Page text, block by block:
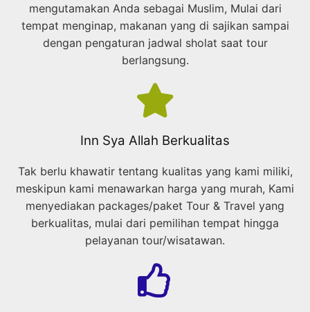
mengutamakan Anda sebagai Muslim, Mulai dari
tempat menginap, makanan yang di sajikan sampai
dengan pengaturan jadwal sholat saat tour
berlangsung.
Inn Sya Allah Berkualitas
Tak berlu khawatir tentang kualitas yang kami miliki,
meskipun kami menawarkan harga yang murah, Kami
menyediakan packages/paket Tour & Travel yang
berkualitas, mulai dari pemilihan tempat hingga
pelayanan tour/wisatawan.